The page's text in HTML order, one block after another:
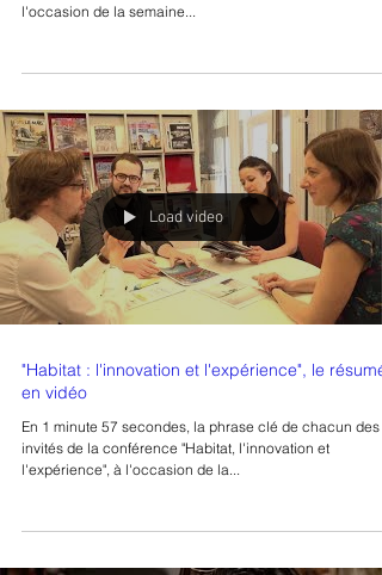
l'occasion de la semaine...
Load video
"Habitat : l'innovation et l'expérience", le résumé
en vidéo
En 1 minute 57 secondes, la phrase clé de chacun des
invités de la conférence "Habitat, l'innovation et
l'expérience", à l'occasion de la...